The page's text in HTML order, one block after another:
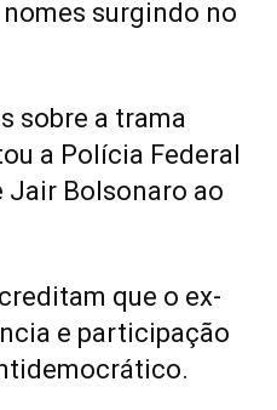
surgindo no
sobre a trama
a Polícia Federal
Jair Bolsonaro ao
que o ex-
e participação